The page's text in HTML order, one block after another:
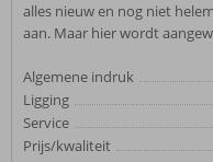
alles nieuw en nog niet
aan. Maar hier wordt
Algemene indruk
Ligging
Service
Prijs/kwaliteit